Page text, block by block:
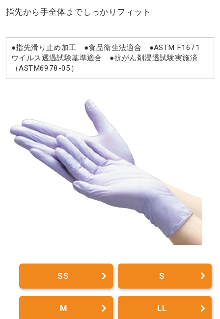
指先から手全体までしっかりフィット
●指先滑り止め加工 ●食品衛生法適合 ●ASTM F1671
ウイルス透過試験基準適合 ●抗がん剤浸透試験実施済
（ASTM6978-05）
SS S
M LL